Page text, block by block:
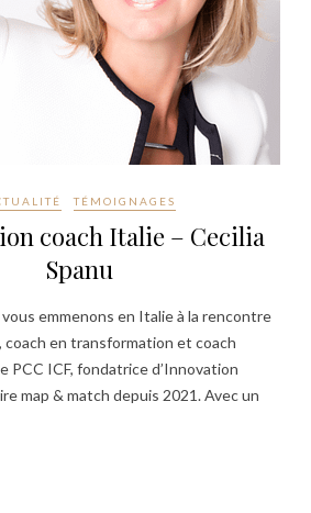
TÉMOIGNAGES
coach Italie – Cecilia
Spanu
emmenons en Italie à la rencontre
coach en transformation et coach
PCC ICF, fondatrice d’Innovation
map & match depuis 2021. Avec un